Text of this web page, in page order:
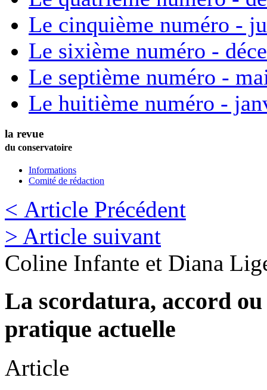
Le cinquième numéro -
Le sixième numéro -
Le septième numéro -
Le huitième numéro -
la revue
du conservatoire
Informations
Comité de rédaction
< Article Précédent
> Article suivant
Coline Infante et Diana
La scordatura, accord
pratique actuelle
Article